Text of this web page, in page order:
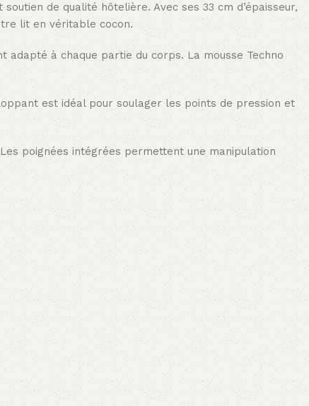
de qualité hôtelière. Avec ses 33 cm d’épaisseur,
lit en véritable cocon.
à chaque partie du corps. La mousse Techno
est idéal pour soulager les points de pression et
poignées intégrées permettent une manipulation